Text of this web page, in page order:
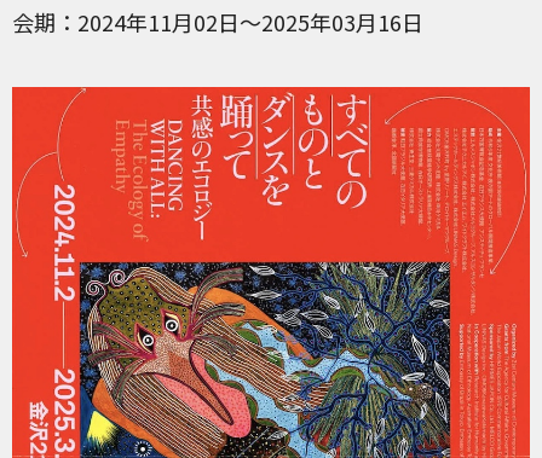
会期
2024年11月02日～2025年03月16日